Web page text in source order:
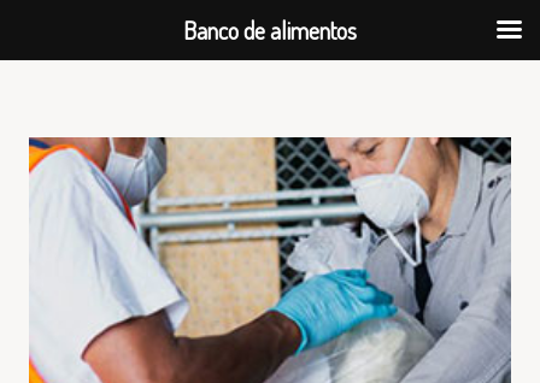
Banco de alimentos